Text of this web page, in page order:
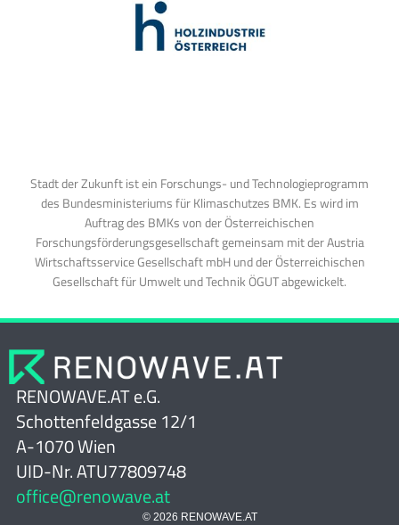
Stadt der Zukunft ist ein Forschungs- und Technologieprogramm
des Bundesministeriums für Klimaschutzes BMK. Es wird im
Auftrag des BMKs von der Österreichischen
Forschungsförderungsgesellschaft gemeinsam mit der Austria
Wirtschaftsservice Gesellschaft mbH und der Österreichischen
Gesellschaft für Umwelt und Technik ÖGUT abgewickelt.
RENOWAVE.AT e.G.
Schottenfeldgasse 12/1
A-1070 Wien
UID-Nr. ATU77809748
office@renowave.at
© 2026 RENOWAVE.AT